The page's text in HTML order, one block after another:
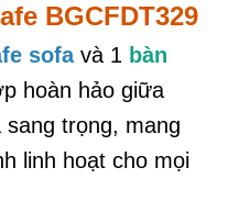
BGCFDT329
sofavà 1 bàn
hoàn hảo giữa
trọng, mang
linh hoạt cho mọi